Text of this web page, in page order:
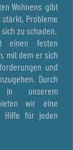
Wohnens gibt
Probleme
zu schaden.
einen festen
mit dem er sich
und
Durch
in unserem
wir eine
Hilfe für jeden